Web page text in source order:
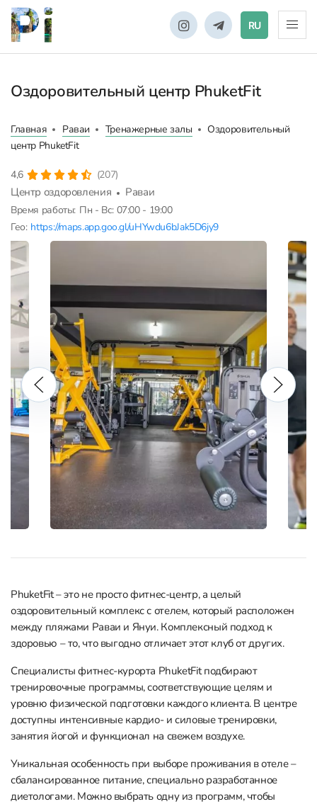
RU
Оздоровительный центр PhuketFit
Главная Раваи Тренажерные залы
Оздоровительный
центр PhuketFit
4,6 (207)
Центр оздоровления Раваи
Время работы: Пн - Вс: 07:00 - 19:00
Гео: https://maps.app.goo.gl/uHYwdu6bJak5D6jy9
PhuketFit – это не просто фитнес-центр, а целый
оздоровительный комплекс с отелем, который расположен
между пляжами Раваи и Януи. Комплексный подход к
здоровью – то, что выгодно отличает этот клуб от других.
Специалисты фитнес-курорта PhuketFit подбирают
тренировочные программы, соответствующие целям и
уровню физической подготовки каждого клиента. В центре
доступны интенсивные кардио- и силовые тренировки,
занятия йогой и функционал на свежем воздухе.
Уникальная особенность при выборе проживания в отеле –
сбалансированное питание, специально разработанное
диетологами. Можно выбрать одну из программ, чтобы